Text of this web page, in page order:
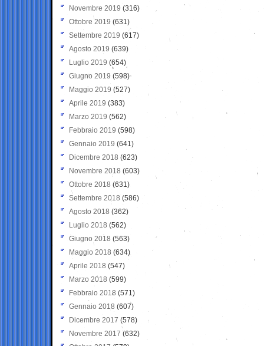
Novembre 2019 (316)
Ottobre 2019 (631)
Settembre 2019 (617)
Agosto 2019 (639)
Luglio 2019 (654)
Giugno 2019 (598)
Maggio 2019 (527)
Aprile 2019 (383)
Marzo 2019 (562)
Febbraio 2019 (598)
Gennaio 2019 (641)
Dicembre 2018 (623)
Novembre 2018 (603)
Ottobre 2018 (631)
Settembre 2018 (586)
Agosto 2018 (362)
Luglio 2018 (562)
Giugno 2018 (563)
Maggio 2018 (634)
Aprile 2018 (547)
Marzo 2018 (599)
Febbraio 2018 (571)
Gennaio 2018 (607)
Dicembre 2017 (578)
Novembre 2017 (632)